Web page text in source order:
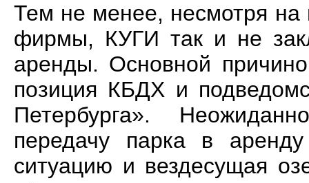
Тем не менее, несмотря на
фирмы, КУГИ так и не
аренды. Основной
позиция КБДХ и
Петербурга».
передачу парка в
ситуацию и вездесущая